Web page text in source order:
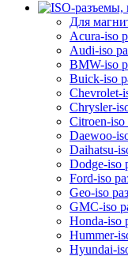
Для
Acura-iso
Audi-iso
BMW-iso
Buick-iso
Chevrolet-
Chrysler-
Citroen-iso
Daewoo-
Daihatsu-
Dodge-iso
Ford-iso
Geo-iso
GMC-iso
Honda-iso
Hummer-
Hyundai-